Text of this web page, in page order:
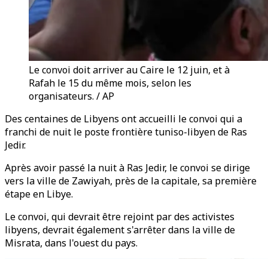
Le convoi doit arriver au Caire le 12 juin, et à
Rafah le 15 du même mois, selon les
organisateurs. / AP
Des centaines de Libyens ont accueilli le convoi qui a
franchi de nuit le poste frontière tuniso-libyen de Ras
Jedir.
Après avoir passé la nuit à Ras Jedir, le convoi se dirige
vers la ville de Zawiyah, près de la capitale, sa première
étape en Libye.
Le convoi, qui devrait être rejoint par des activistes
libyens, devrait également s'arrêter dans la ville de
Misrata, dans l'ouest du pays.